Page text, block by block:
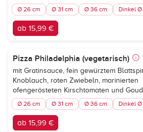
Ø 26 cm Ø 31 cm Ø 36 cm Dinkel Ø
ab 15,99 €
Pizza Philadelphia (vegetarisch)
mit Gratinsauce, fein gewürztem
Knoblauch, roten Zwiebeln, marinierten
ofengerösteten Kirschtomaten und
Ø 26 cm Ø 31 cm Ø 36 cm Dinkel Ø
ab 15,99 €